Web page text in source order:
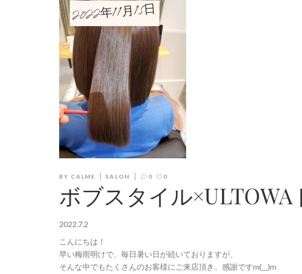
2022年11月15日
BY CALME SALON 0 0
ボブスタイル×ULTOWA
2022.7.2
こんにちは！
早い梅雨明けで、毎日暑い日が続いておりますが、
そんな中でもたくさんのお客様にご来店頂き、感謝ですm(__)m